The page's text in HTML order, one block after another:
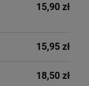
15,90 zł
15,95 zł
18,50 zł